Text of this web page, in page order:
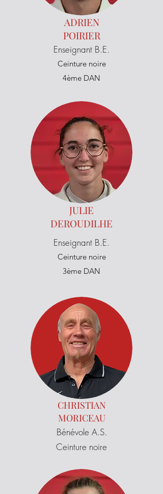
ADRIEN
POIRIER
Enseignant B.E.
Ceinture noire
4ème DAN
JULIE
DEROUDILHE
Enseignant B.E.
Ceinture noire
3ème DAN
CHRISTIAN
MORICEAU
Bénévole A.S.
Ceinture noire